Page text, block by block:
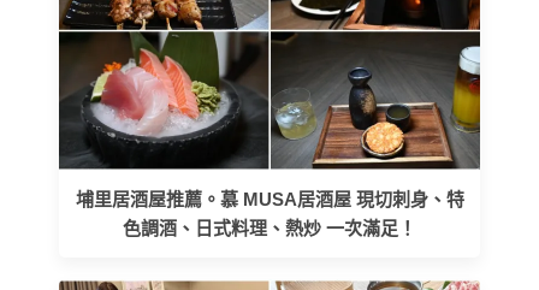
埔里居酒屋推薦。慕 MUSA居酒屋 現切刺身、特
色調酒、日式料理、熱炒 一次滿足！